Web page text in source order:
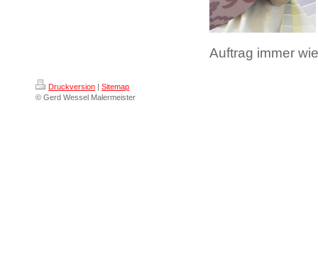
Auftrag immer
Druckversion | Sitemap
© Gerd Wessel Malermeister